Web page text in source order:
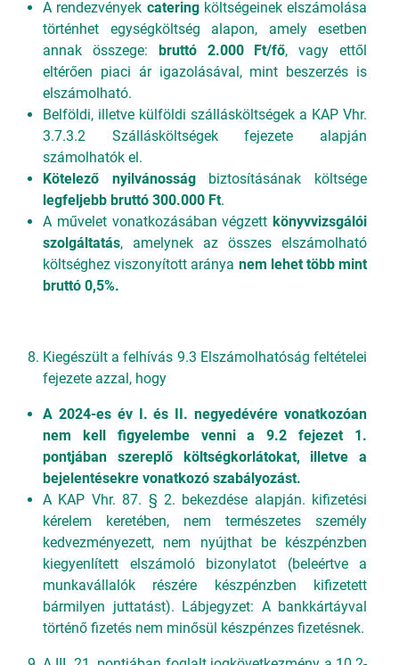
A rendezvények cateringköltségeinek elszámolása
történhet egységköltség alapon, amely esetben
annak összege: bruttó 2.000 Ft/fő, vagy ettől
eltérően piaci ár igazolásával, mint beszerzés is
elszámolható.
Belföldi, illetve külföldi szállásköltségek a KAP Vhr.
3.7.3.2 Szállásköltségek fejezete alapján
számolhatók el.
Kötelező nyilvánosságbiztosításának költsége
legfeljebb bruttó 300.000 Ft.
A művelet vonatkozásában végzett könyvvizsgálói
szolgáltatás, amelynek az összes elszámolható
költséghez viszonyított aránya nem lehet több mint
bruttó 0,5%.
Kiegészült a felhívás 9.3 Elszámolhatóság feltételei
fejezete azzal, hogy
A 2024-es év I. és II. negyedévére vonatkozóan
nem kell figyelembe venni a 9.2 fejezet 1.
pontjában szereplő költségkorlátokat, illetve a
bejelentésekre vonatkozó szabályozást.
A KAP Vhr. 87. § 2. bekezdése alapján. kifizetési
kérelem keretében, nem természetes személy
kedvezményezett, nem nyújthat be készpénzben
kiegyenlített elszámoló bizonylatot (beleértve a
munkavállalók részére készpénzben kifizetett
bármilyen juttatást). Lábjegyzet: A bankkártáyval
történő fizetés nem minősül készpénzes fizetésnek.